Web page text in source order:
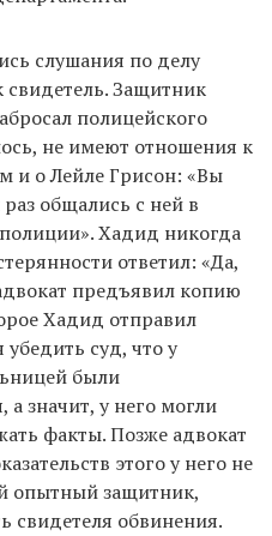
слушания по делу
свидетель. Защитник
полицейского
не имеют отношения к
и о Лейле Грисон: «Вы
общались с ней в
Хадид никогда
ответил: «Да,
предъявил копию
Хадид отправил
суд, что у
были
значит, у него могли
факты. Позже адвокат
этого у него не
опытный защитник,
свидетеля обвинения.